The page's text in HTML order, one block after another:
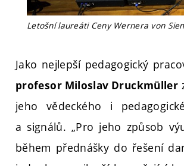
Letošní laureáti Ceny Wernera von
Jako nejlepší pedagogický
profesor Miloslav Druckmüller
jeho vědeckého i
a signálů. „Pro jeho způsob
během přednášky do řešení